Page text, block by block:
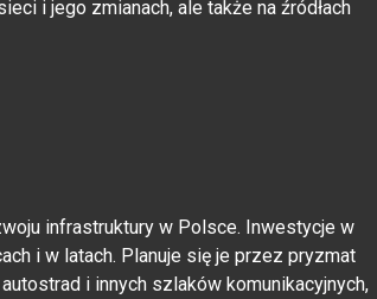
i jego zmianach, ale także na źródłach
infrastruktury w Polsce. Inwestycje w
i w latach. Planuje się je przez pryzmat
i innych szlaków komunikacyjnych,